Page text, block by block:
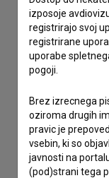
Stik z
Spoštovani, s
stik z uredništvom
imam
prijavljam
želim dodati
izposoje
registrirajo svoj
registrirane
uporabe
pogoji.
Brez izrecnega
oziroma drugih
pravic je
vsebin, ki so
javnosti na
(pod)strani tega